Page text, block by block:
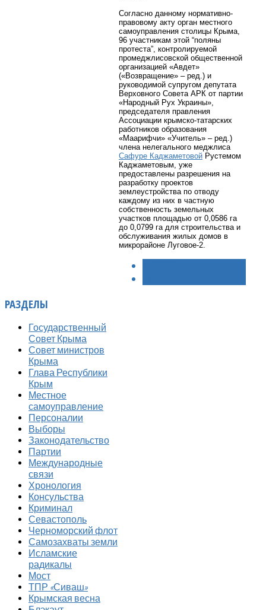
Согласно данному нормативно-
правовому акту орган местного
самоуправления столицы Крыма,
96 участникам этой “поляны
протеста”, контролируемой
промеджлисовской общественной
организацией «Авдет»
(«Возвращение» – ред.) и
руководимой супругом депутата
Верховного Совета АРК от партии
«Народный Рух Украины»,
председателя правления
Ассоциации крымско-татарских
работников образования
«Маарифчи» «Учитель» – ред.)
члена нелегального меджлиса
Сафуре Каджаметовой Рустемом
Каджаметовым, уже
предоставлены разрешения на
разработку проектов
землеустройства по отводу
каждому из них в частную
собственность земельных
участков площадью от 0,0586 га
до 0,0799 га для строительства и
обслуживания жилых домов в
микрорайоне Луговое-2.
РАЗДЕЛЫ
Государственный
Совет Крыма
Совет министров
Крыма
Глава Республики
Крым
Местное
самоуправление
Персоналии
Выборы
Законодательство
Партии
Международные
связи
Хронология
Консульства
Криминал
Севастополь
Черноморский флот
Самозахваты земли
Исламские
радикалы
Мост
ТПР «Сиваш»
Крымская весна